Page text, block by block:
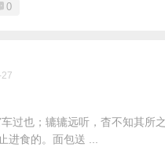
0
车过也；辘辘远听，杳不知其
进食的。面包送 ...